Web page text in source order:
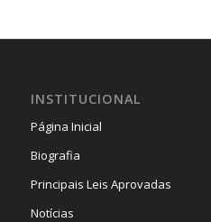
INSTITUCIONAL
Página Inicial
Biografia
Principais Leis Aprovadas
Notícias